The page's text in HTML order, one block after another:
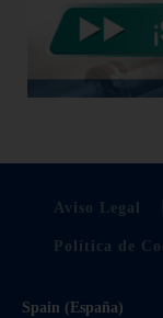
Aviso Legal
Política de
Spain (España)